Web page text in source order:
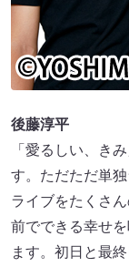
後藤淳平
「愛るしい、き
す。ただただ単
ライブをたくさ
前でできる幸せ
ます。初日と最